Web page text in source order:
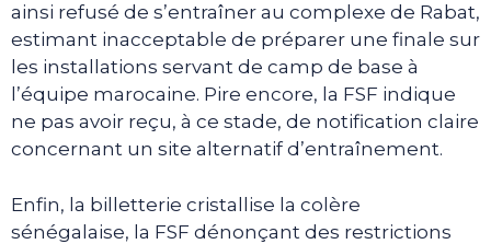
ainsi refusé de s’entraîner au complexe de Rabat,
estimant inacceptable de préparer une finale sur
les installations servant de camp de base à
l’équipe marocaine. Pire encore, la FSF indique
ne pas avoir reçu, à ce stade, de notification claire
concernant un site alternatif d’entraînement.
Enfin, la billetterie cristallise la colère
sénégalaise, la FSF dénonçant des restrictions